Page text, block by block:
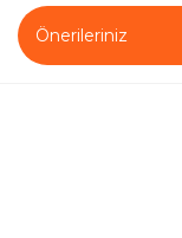
Önerileriniz